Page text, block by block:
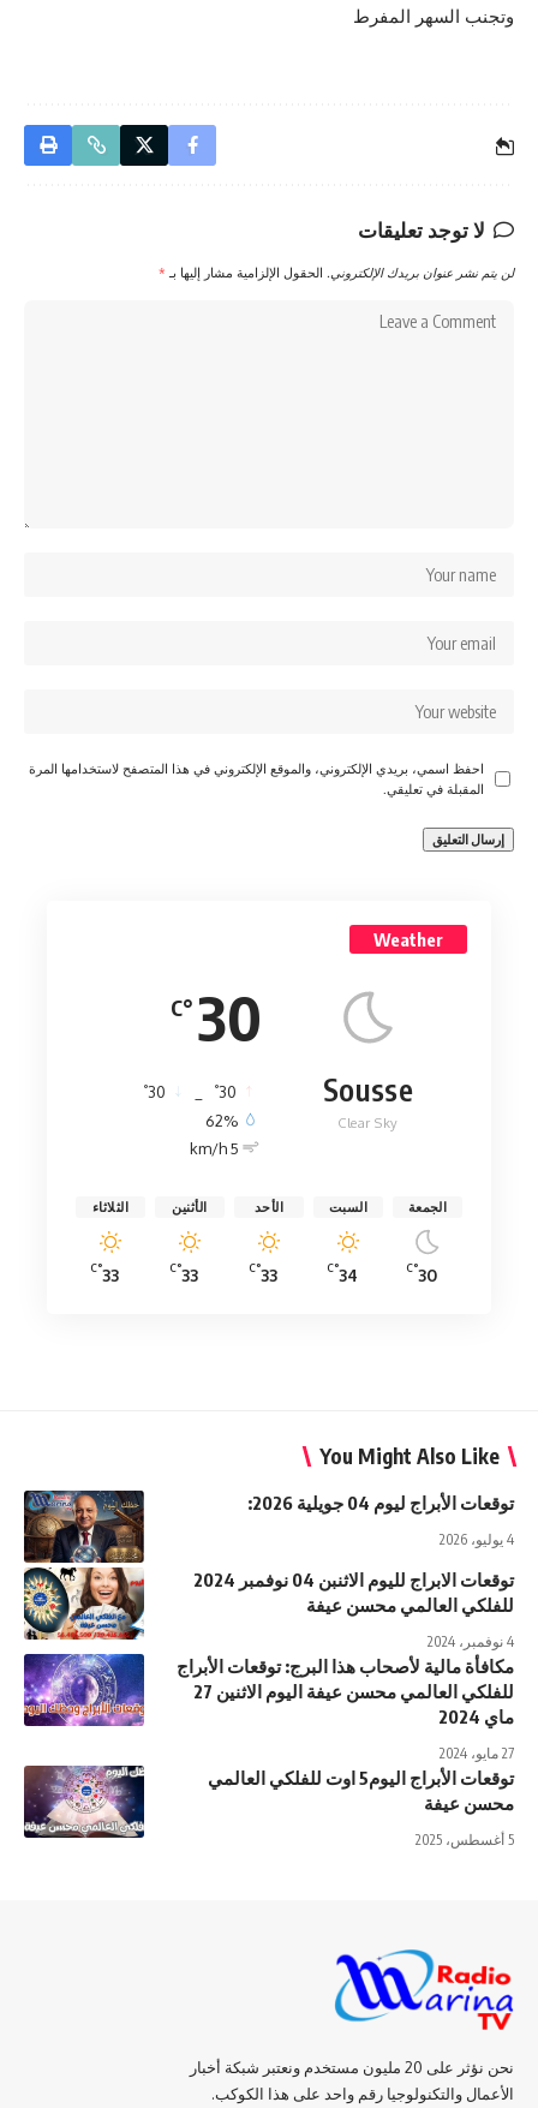
وتجنب السهر المفرط
لا توجد تعليقات
لن يتم نشر عنوان بريدك الإلكتروني. الحقول الإلزامية مشار إليها بـ *
احفظ اسمي، بريدي الإلكتروني، والموقع الإلكتروني في هذا المتصفح لاستخدامها المرة
المقبلة في تعليقي.
Weather
30
°C
Sousse
Clear Sky
30
°
30
°
62%
5 km/h
الجمعة
30
°C
السبت
34
°C
الأحد
33
°C
الأثنين
33
°C
الثلاثاء
33
°C
You Might Also Like
توقعات الأبراج ليوم 04 جويلية 2026:
4 يوليو، 2026
توقعات الابراج لليوم الاثنبن 04 نوفمبر 2024
للفلكي العالمي محسن عيفة
4 نوفمبر، 2024
مكافأة مالية لأصحاب هذا البرج: توقعات الأبراج
للفلكي العالمي محسن عيفة اليوم الاثنين 27
ماي 2024
27 مايو، 2024
توقعات الأبراج اليوم5 اوت للفلكي العالمي
محسن عيفة
5 أغسطس، 2025
نحن نؤثر على 20 مليون مستخدم ونعتبر شبكة أخبار
الأعمال والتكنولوجيا رقم واحد على هذا الكوكب.